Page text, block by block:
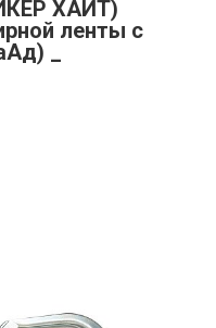
ХАЙТ)
ленты с
_